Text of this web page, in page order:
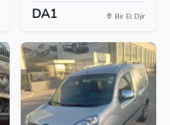
DA1 Bir El Djir